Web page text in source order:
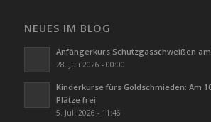
NEUES IM BLOG
Anfängerkurs Schutzgasschweißen
28. Juli 2026 - 00:00
Kinderkurse fürs Goldschmieden: Am
Plätze frei
5. Juli 2026 - 11:46